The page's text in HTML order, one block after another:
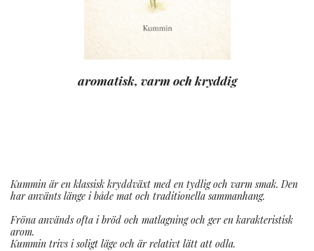
aromatisk, varm och kryddig
Kummin är en klassisk kryddväxt med en tydlig och varm smak. Den
har använts länge i både mat och traditionella sammanhang.
Fröna används ofta i bröd och matlagning och ger en karakteristisk
arom.
Kummin trivs i soligt läge och är relativt lätt att odla.